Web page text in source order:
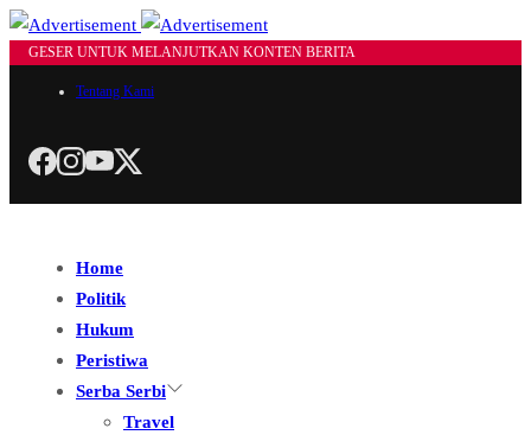
GESER UNTUK MELANJUTKAN KONTEN BERITA
Tentang Kami
Home
Politik
Hukum
Peristiwa
Serba Serbi
Travel